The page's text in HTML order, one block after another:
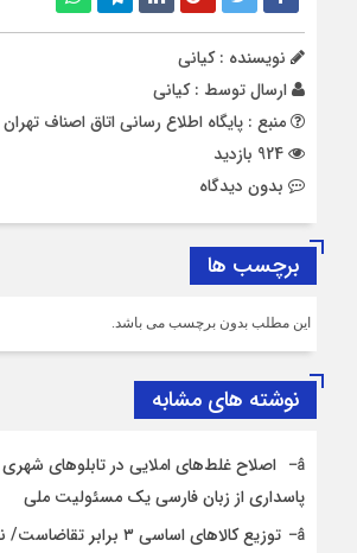
نویسنده : کیانی
ارسال توسط :کیانی
منبع : پایگاه اطلاع رسانی اتاق اصناف تهران
بدون دیدگاه
برچسب ها
این مطلب بدون برچسب می باشد.
نوشته های مشابه
اصلاح غلط‌های املایی در تابلوهای
پاسداری از زبان فارسی یک مسئولیت ملی